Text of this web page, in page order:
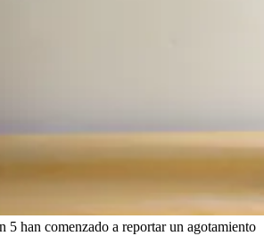
5 han comenzado a reportar un agotamiento